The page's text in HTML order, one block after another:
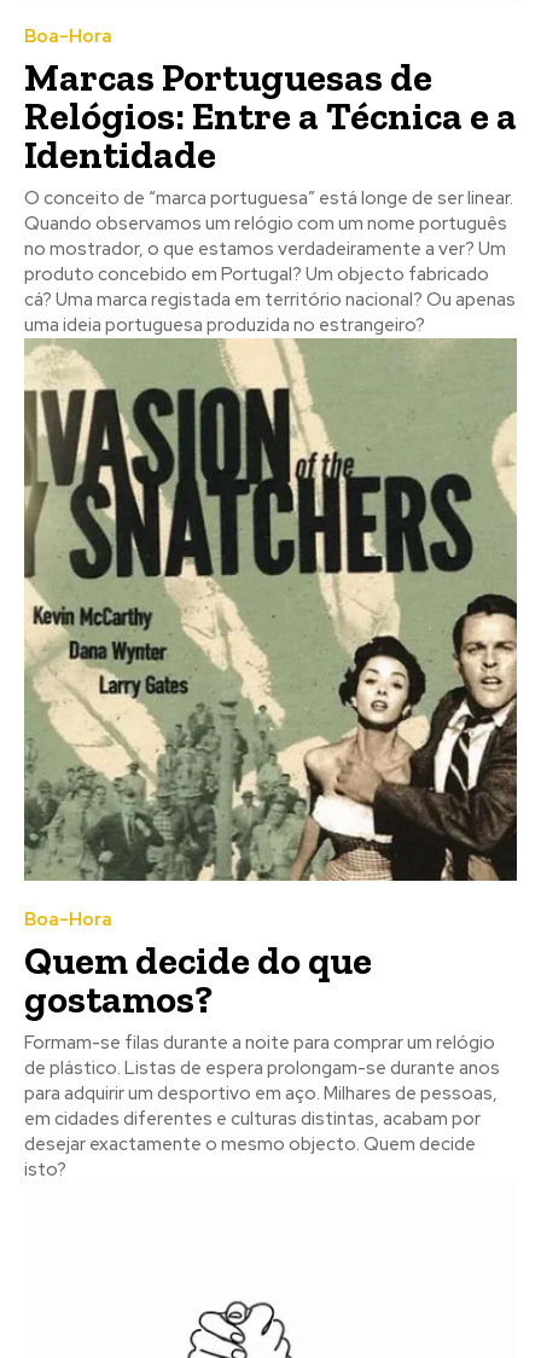
Boa-Hora
Marcas Portuguesas de
Relógios: Entre a Técnica e a
Identidade
O conceito de “marca portuguesa” está longe de ser linear.
Quando observamos um relógio com um nome português
no mostrador, o que estamos verdadeiramente a ver? Um
produto concebido em Portugal? Um objecto fabricado
cá? Uma marca registada em território nacional? Ou apenas
uma ideia portuguesa produzida no estrangeiro?
Boa-Hora
Quem decide do que
gostamos?
Formam-se filas durante a noite para comprar um relógio
de plástico. Listas de espera prolongam-se durante anos
para adquirir um desportivo em aço. Milhares de pessoas,
em cidades diferentes e culturas distintas, acabam por
desejar exactamente o mesmo objecto. Quem decide
isto?